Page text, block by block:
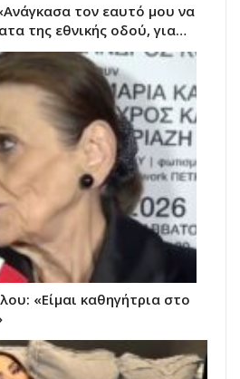
τον εαυτό μου να
της εθνικής οδού, για…
«Είμαι καθηγήτρια στο